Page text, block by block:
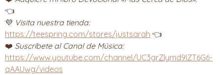
👈
💜 Visita nuestra tienda:
https://teespring.com/stores/justsarah 👈
❤️ Suscríbete al Canal de Música:
https://www.youtube.com/channel/UC3grZlymd9IZT6G6-
qAAUwg/videos